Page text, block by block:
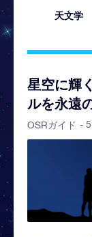
天文学
星空に輝
ルを永遠
OSRガイド -